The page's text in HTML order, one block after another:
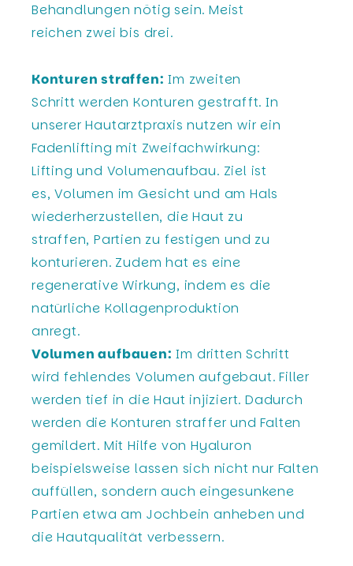
Behandlungen nötig sein. Meist
reichen zwei bis drei.
Konturen straffen: Im zweiten
Schritt werden Konturen gestrafft. In
unserer Hautarztpraxis nutzen wir ein
Fadenlifting mit Zweifachwirkung:
Lifting und Volumenaufbau. Ziel ist
es, Volumen im Gesicht und am Hals
wiederherzustellen, die Haut zu
straffen, Partien zu festigen und zu
konturieren. Zudem hat es eine
regenerative Wirkung, indem es die
natürliche Kollagenproduktion
anregt.
Volumen aufbauen: Im dritten Schritt
wird fehlendes Volumen aufgebaut. Filler
werden tief in die Haut injiziert. Dadurch
werden die Konturen straffer und Falten
gemildert. Mit Hilfe von Hyaluron
beispielsweise lassen sich nicht nur Falten
auffüllen, sondern auch eingesunkene
Partien etwa am Jochbein anheben und
die Hautqualität verbessern.